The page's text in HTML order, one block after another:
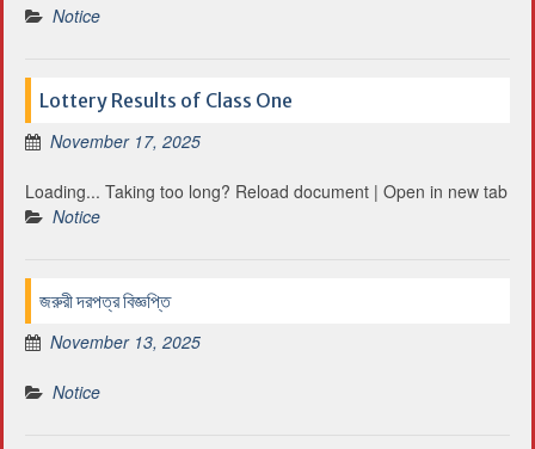
Notice
Lottery Results of Class One
November 17, 2025
Loading... Taking too long? Reload document | Open in new tab
Notice
জরুরী দরপত্র বিজ্ঞপ্তি
November 13, 2025
Notice